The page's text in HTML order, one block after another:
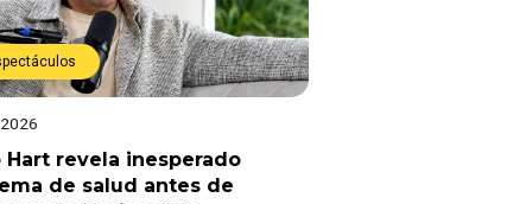
Hart revela inesperado
de salud antes de